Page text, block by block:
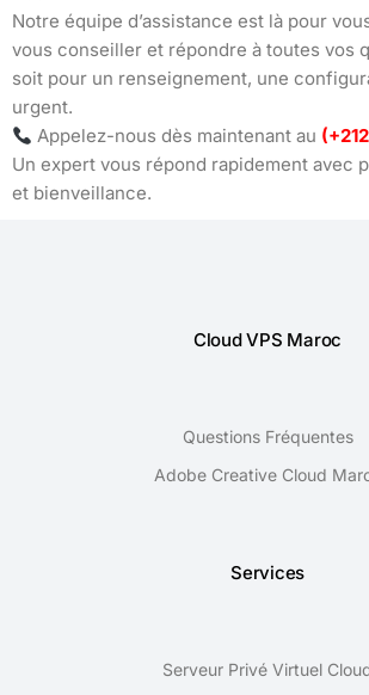
Notre équipe d’assistance est là pour
vous conseiller et répondre à toutes vos
soit pour un renseignement, une
urgent.
Appelez-nous dès maintenant au
Un expert vous répond rapidement avec
et bienveillance.
Cloud VPS Maroc
Questions Fréquentes
Adobe Creative Cloud
Services
Serveur Privé Virtuel